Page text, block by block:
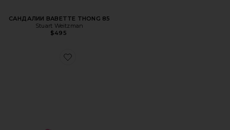
САНДАЛИИ BABETTE THONG 85
Stuart Weitzman
$495
Favorite КРОССОВКИ TOKYO